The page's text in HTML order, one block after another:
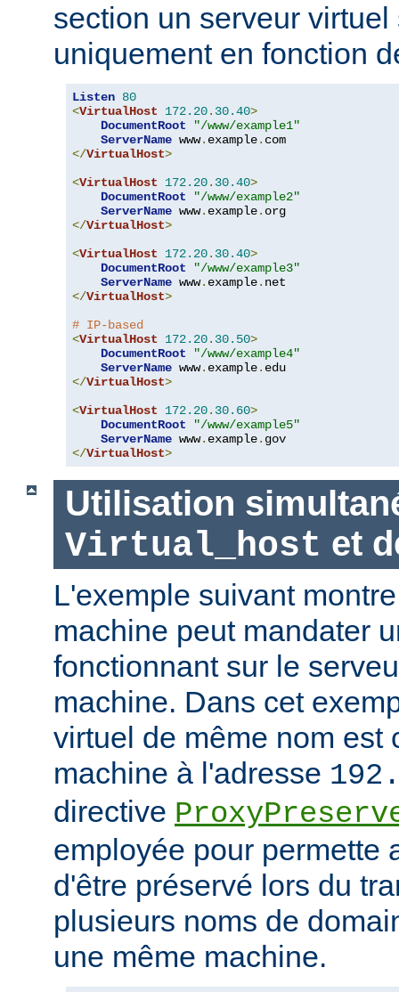
section un serveur
uniquement en fonction
Listen 80
<VirtualHost 172.20. 30.40>
DocumentRoot
"/www/example1"
ServerName www. example.
</VirtualHost>
<VirtualHost 172.20. 30.40>
DocumentRoot
"/www/example2"
ServerName www. example.
</VirtualHost>
<VirtualHost 172.20. 30.40>
DocumentRoot
"/www/example3"
ServerName www. example.
</VirtualHost>
# IP-based
<VirtualHost 172.20. 30.50>
DocumentRoot
"/www/example4"
ServerName www. example.
</VirtualHost>
<VirtualHost 172.20. 30.60>
DocumentRoot
"/www/example5"
ServerName www. example.
</VirtualHost>
Utilisation
Virtual_host et
L'exemple suivant
machine peut mandater
fonctionnant sur le
machine. Dans cet
virtuel de même nom est
machine à l'adresse
directive
employée pour permette
d'être préservé lors du
plusieurs noms de
une même machine.